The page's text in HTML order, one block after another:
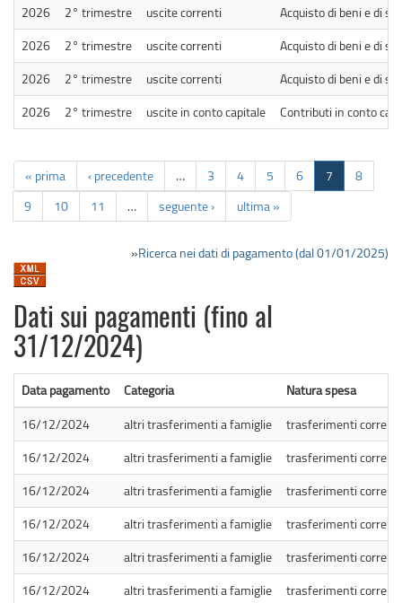
2026
2° trimestre uscite correnti
Acquisto di beni e di
2026
2° trimestre uscite correnti
Acquisto di beni e di
2026
2° trimestre uscite correnti
Acquisto di beni e di
2026
2° trimestre uscite in conto capitale Contributi in conto
« prima ‹ precedente … 3 4 5 6 7
8
9
10 11 … seguente › ultima »
»Ricerca nei dati di pagamento (dal 01/01/2025)
Dati sui pagamenti (fino al
31/12/2024)
Data pagamento Categoria
Natura spesa
16/12/2024
altri trasferimenti a famiglie
trasferimenti correnti
16/12/2024
altri trasferimenti a famiglie
trasferimenti correnti
16/12/2024
altri trasferimenti a famiglie
trasferimenti correnti
16/12/2024
altri trasferimenti a famiglie
trasferimenti correnti
16/12/2024
altri trasferimenti a famiglie
trasferimenti correnti
16/12/2024
altri trasferimenti a famiglie trasferimenti correnti